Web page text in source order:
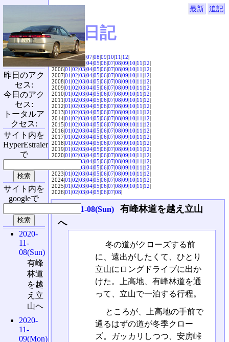
最新 追記
SVX日記
2004|04|05|06|07|08|09|10|11|12|
|04|05|06|07|08|09|10|11|12|
2006|01|02|03|04|05|06|07|08|09|10|11|12|
2007|01|02|03|04|05|06|07|08|09|10|11|12|
2008|01|02|03|04|05|06|07|08|09|10|11|12|
2009|01|02|03|04|05|06|07|08|09|10|11|12|
2010|01|02|03|04|05|06|07|08|09|10|11|12|
2011|01|02|03|04|05|06|07|08|09|10|11|12|
2012|01|02|03|04|05|06|07|08|09|10|11|12|
2013|01|02|03|04|05|06|07|08|09|10|11|12|
2014|01|02|03|04|05|06|07|08|09|10|11|12|
2015|01|02|03|04|05|06|07|08|09|10|11|12|
2016|01|02|03|04|05|06|07|08|09|10|11|12|
2017|01|02|03|04|05|06|07|08|09|10|11|12|
2018|01|02|03|04|05|06|07|08|09|10|11|12|
2019|01|02|03|04|05|06|07|08|09|10|11|12|
2020|01|02|03|04|05|06|07|08|09|10|11|12|
2021|01|02|03|04|05|06|07|08|09|10|11|12|
03|04|05|06|07|08|09|10|11|12|
2023|01|02|03|04|05|06|07|08|09|10|11|12|
2024|01|02|03|04|05|06|07|08|09|10|11|12|
2025|01|02|03|04|05|06|07|08|09|10|11|12|
2026|01|02|03|04|05|06|07|08|
2020-11-08(Sun)
有峰林道を越え立山
へ
冬の道がクローズする前
に、遠出がしたくて、ひとり
立山にロングドライブに出か
けた。上高地、有峰林道を通
って、立山で一泊する行程。
ところが、上高地の手前で
通るはずの道が冬季クロー
ズ。ガッカリしつつ、安房峠
昨日のアク
セス:
今日のアク
セス:
トータルア
クセス:
サイト内を
HyperEstraier
で
サイト内を
googleで
2020-
11-
08(Sun)
有峰
林道
を越
え立
山へ
2020-
11-
09(Mon)